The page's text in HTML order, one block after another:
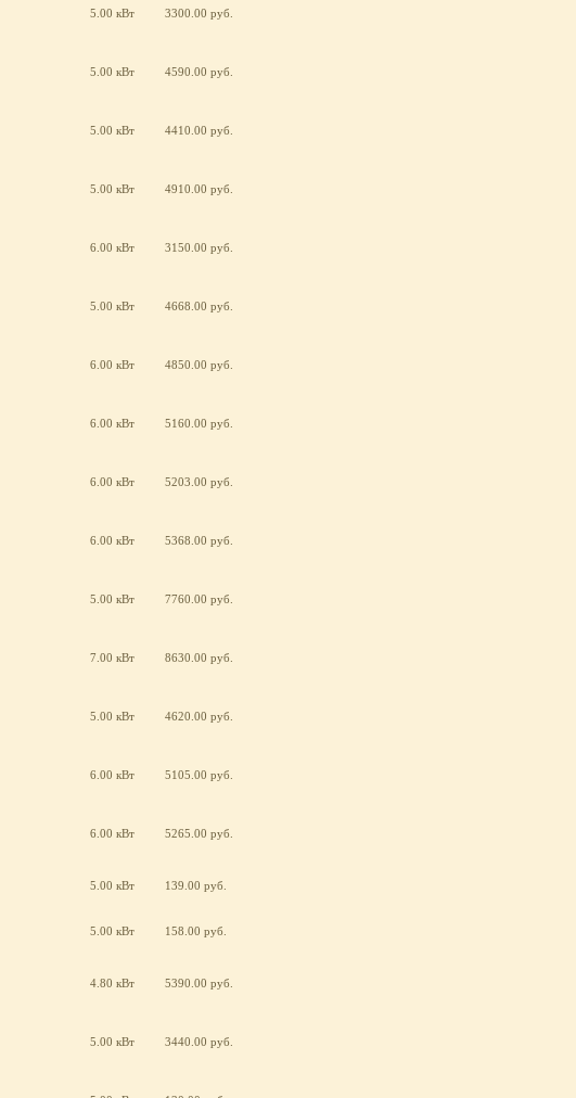
5.00 кВт 3300.00 руб.
5.00 кВт 4590.00 руб.
5.00 кВт 4410.00 руб.
5.00 кВт 4910.00 руб.
6.00 кВт 3150.00 руб.
5.00 кВт 4668.00 руб.
6.00 кВт 4850.00 руб.
6.00 кВт 5160.00 руб.
6.00 кВт 5203.00 руб.
6.00 кВт 5368.00 руб.
5.00 кВт 7760.00 руб.
7.00 кВт 8630.00 руб.
5.00 кВт 4620.00 руб.
6.00 кВт 5105.00 руб.
6.00 кВт 5265.00 руб.
5.00 кВт 139.00 руб.
5.00 кВт 158.00 руб.
4.80 кВт 5390.00 руб.
5.00 кВт 3440.00 руб.